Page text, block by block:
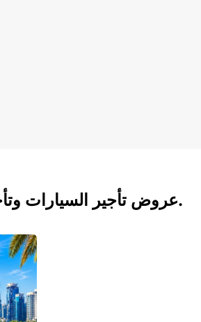
عروض تأجير السيارات وتأجير الشاحنات اليوم.